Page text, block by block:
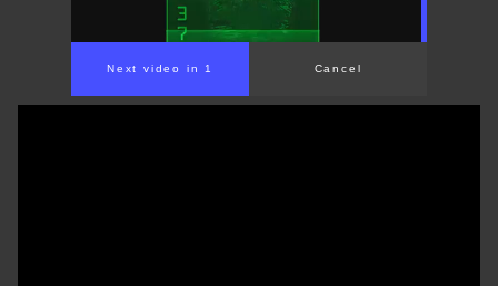
Next video in 1 Cancel